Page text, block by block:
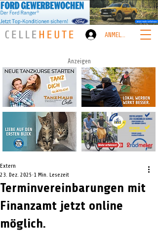
ANMELDEN
Anzeigen
Terminvereinbarungen mit
Finanzamt jetzt online
möglich.
Extern
23. Dez. 2025 1 Min. Lesezeit